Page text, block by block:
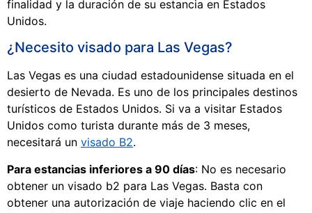
finalidad y la duración de su estancia en Estados
Unidos.
¿Necesito visado para Las Vegas?
Las Vegas es una ciudad estadounidense situada en el
desierto de Nevada. Es uno de los principales destinos
turísticos de Estados Unidos. Si va a visitar Estados
Unidos como turista durante más de 3 meses,
necesitará un visado B2.
Para estancias inferiores a 90 días: No es necesario
obtener un visado b2 para Las Vegas. Basta con
obtener una autorización de viaje haciendo clic en el